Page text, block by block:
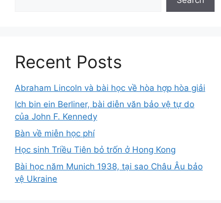
Recent Posts
Abraham Lincoln và bài học về hòa hợp hòa giải
Ich bin ein Berliner, bài diễn văn bảo vệ tự do
của John F. Kennedy
Bàn về miễn học phí
Học sinh Triều Tiên bỏ trốn ở Hong Kong
Bài học năm Munich 1938, tại sao Châu Âu bảo
vệ Ukraine